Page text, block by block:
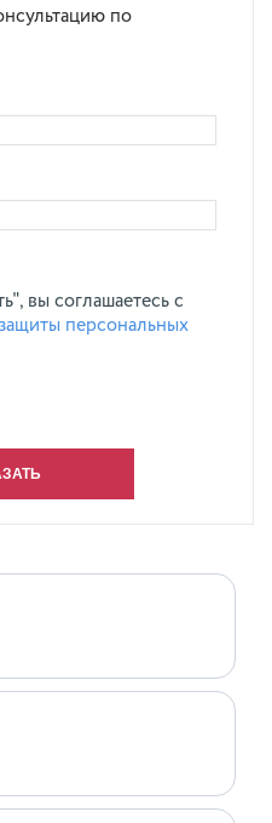
по
вы соглашаетесь с
персональных